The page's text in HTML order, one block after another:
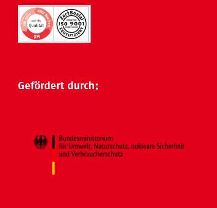
Gefördert durch: